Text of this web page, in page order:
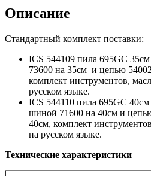
Описание
Стандартный комплект поставки:
ICS 544109 пила 695GC
73600 на 35см и цепью
комплект инструментов,
русском языке.
ICS 544110 пила 695GC 40см
шиной 71600 на 40см и
40см, комплект
на русском языке.
Технические характеристики